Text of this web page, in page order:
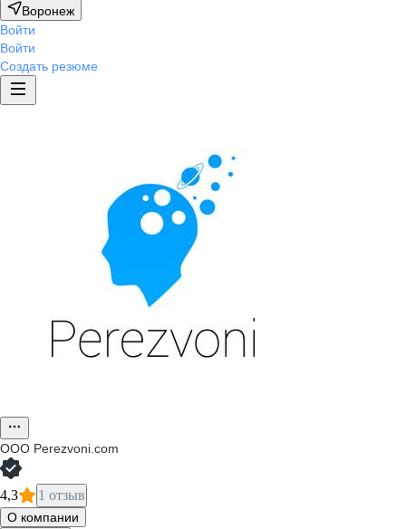
Воронеж
Войти
Войти
Создать резюме
ООО Perezvoni.com
4,3 1 отзыв
О компании